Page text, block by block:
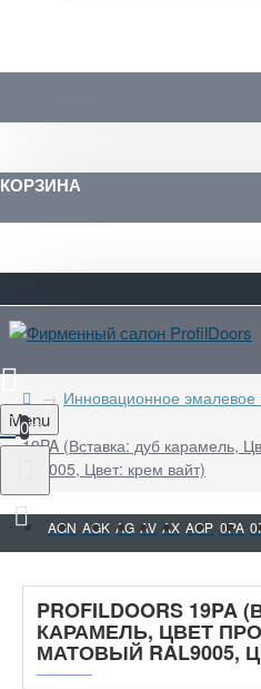
КОРЗИНА
Menu
0
Инновационное эмалевое
19PA (Вставка: дуб карамель,
ral9005, Цвет: крем вайт)
AGN AGK AG AV AX AGP 0PA
PROFILDOORS
КАРАМЕЛЬ, ЦВЕТ
МАТОВЫЙ RAL9005,